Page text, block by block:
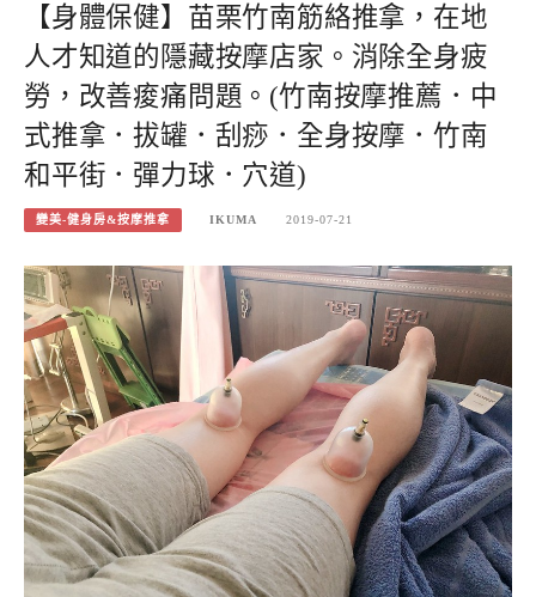
【身體保健】苗栗竹南筋絡推拿，在地
人才知道的隱藏按摩店家。消除全身疲
勞，改善痠痛問題。(竹南按摩推薦．中
式推拿．拔罐．刮痧．全身按摩．竹南
和平街．彈力球．穴道)
變美-健身房&按摩推拿 IKUMA 2019-07-21